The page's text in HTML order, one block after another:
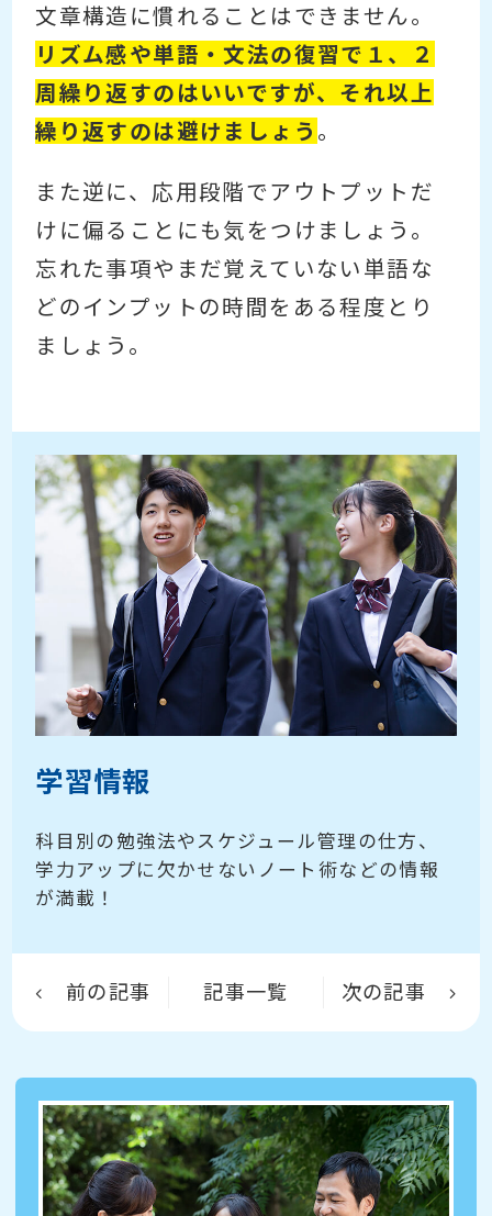
文章構造に慣れることはできません。
リズム感や単語・文法の復習で１、２
周繰り返すのはいいですが、それ以上
繰り返すのは避けましょう 。
また逆に、応用段階でアウトプットだ
けに偏ることにも気をつけましょう。
忘れた事項やまだ覚えていない単語な
どのインプットの時間をある程度とり
ましょう。
学習情報
科目別の勉強法やスケジュール管理の仕方、
学力アップに欠かせないノート術などの情報
が満載！
前の記事 記事一覧 次の記事